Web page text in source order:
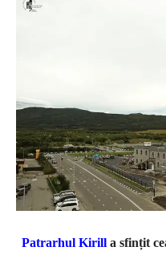
Patrarhul Kirill a sfințit